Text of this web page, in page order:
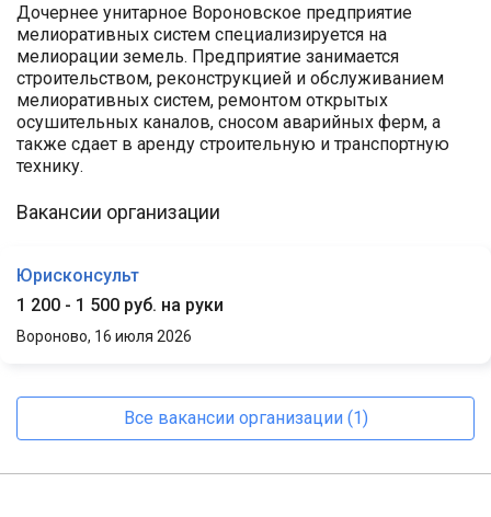
Дочернее унитарное Вороновское предприятие
мелиоративных систем специализируется на
мелиорации земель. Предприятие занимается
строительством, реконструкцией и обслуживанием
мелиоративных систем, ремонтом открытых
осушительных каналов, сносом аварийных ферм, а
также сдает в аренду строительную и транспортную
технику.
Вакансии организации
Юрисконсульт
1 200 - 1 500 руб. на руки
Вороново, 16 июля 2026
Все вакансии организации (1)